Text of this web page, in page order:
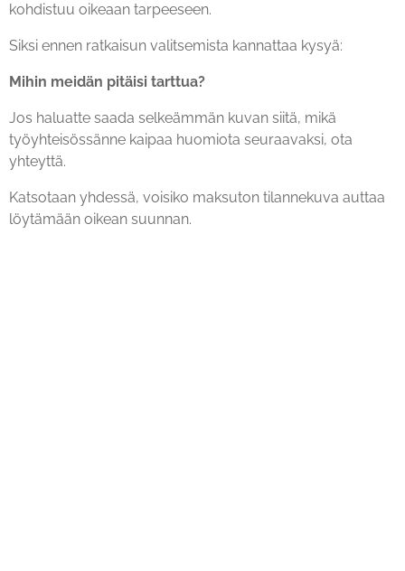
kohdistuu oikeaan tarpeeseen.
Siksi ennen ratkaisun valitsemista kannattaa kysyä:
Mihin meidän pitäisi tarttua?
Jos haluatte saada selkeämmän kuvan siitä, mikä
työyhteisössänne kaipaa huomiota seuraavaksi, ota
yhteyttä.
Katsotaan yhdessä, voisiko maksuton tilannekuva auttaa
löytämään oikean suunnan.